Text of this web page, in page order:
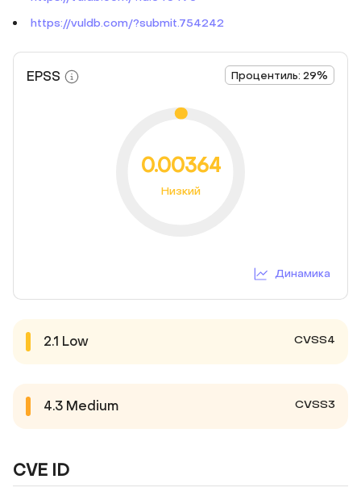
https://vuldb.com/?submit.754242
EPSS Процентиль: 29%
0.00364
Низкий
Динамика
2.1 Low CVSS4
4.3 Medium CVSS3
CVE ID